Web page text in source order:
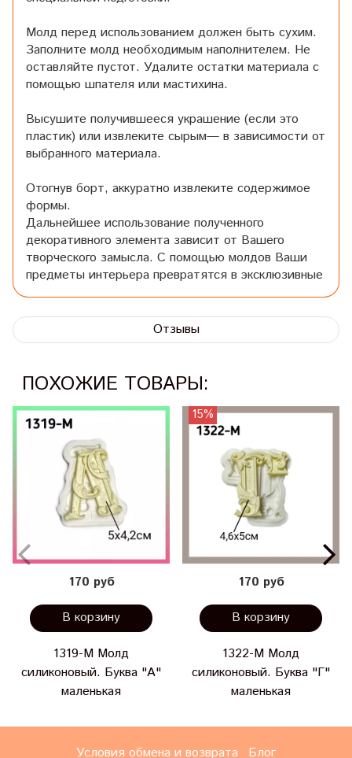
Молд перед использованием должен быть сухим.
Заполните молд необходимым наполнителем. Не
оставляйте пустот. Удалите остатки материала с
помощью шпателя или мастихина.
Высушите получившееся украшение (если это
пластик) или извлеките сырым— в зависимости от
выбранного материала.
Отогнув борт, аккуратно извлеките содержимое
формы.
Дальнейшее использование полученного
декоративного элемента зависит от Вашего
творческого замысла. С помощью молдов Ваши
предметы интерьера превратятся в эксклюзивные
Отзывы
ПОХОЖИЕ ТОВАРЫ:
170 руб
В корзину
1319-М Молд
силиконовый. Буква "А"
маленькая
15%
170 руб
В корзину
1322-М Молд
силиконовый. Буква "Г"
маленькая
Условия обмена и возврата Блог